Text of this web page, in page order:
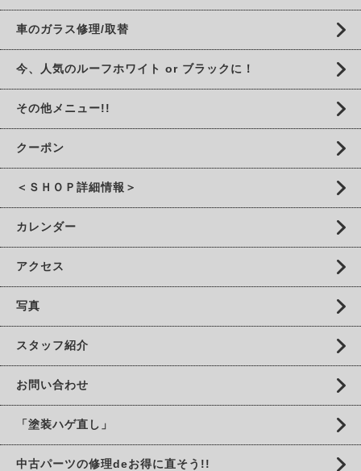
車のガラス修理/取替
今、人気のルーフホワイト or ブラックに！
その他メニュー!!
クーポン
＜ＳＨＯＰ詳細情報＞
カレンダー
アクセス
写真
スタッフ紹介
お問い合わせ
「塗装ハゲ直し」
中古パーツの修理deお得に直そう!!